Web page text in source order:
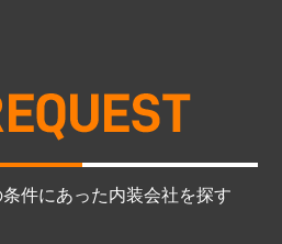
件にあった内装会社を探す